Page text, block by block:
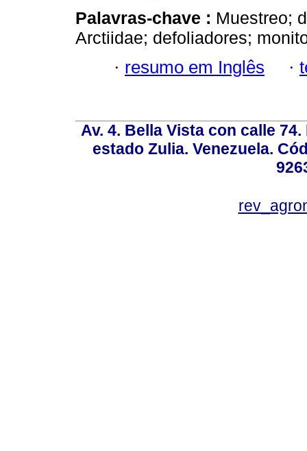
Palavras-chave : Muestreo;
Arctiidae; defoliadores;
· resumo em Inglês ·
Av. 4. Bella Vista con calle
estado Zulia. Venezuela.